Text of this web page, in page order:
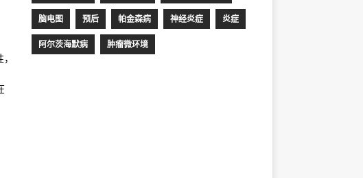
脑电图 预后 帕金森病 神经炎症 炎症
阿尔茨海默病 肿瘤微环境